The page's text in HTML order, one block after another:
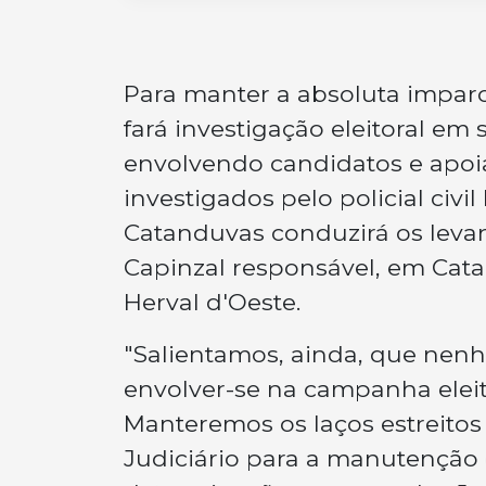
Para manter a absoluta
fará investigação eleitoral em
envolvendo candidatos e
investigados pelo policial civil
Catanduvas conduzirá os
Capinzal responsável, em
Herval d'Oeste.
"Salientamos, ainda, que
envolver-se na campanha
Manteremos os laços
Judiciário para a